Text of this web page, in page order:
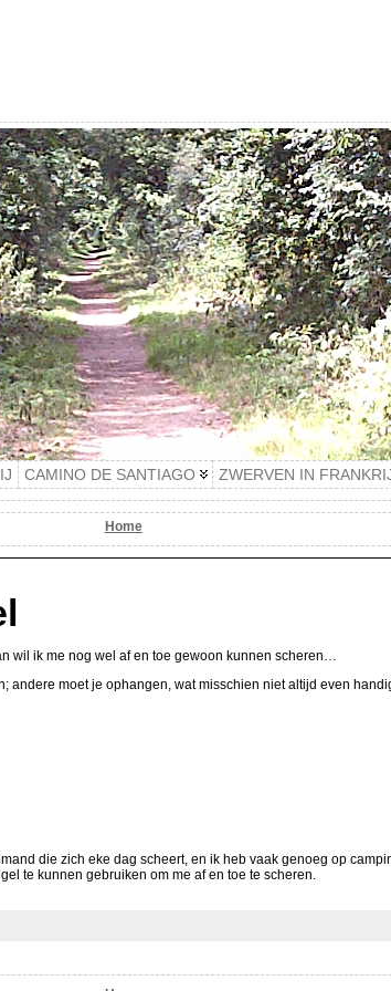
CAMINO DE SANTIAGO ZWERVEN IN
Home
wil ik me nog wel af en toe gewoon kunnen scheren…
andere moet je ophangen, wat misschien niet altijd even
die zich eke dag scheert, en ik heb vaak genoeg op
te kunnen gebruiken om me af en toe te scheren.